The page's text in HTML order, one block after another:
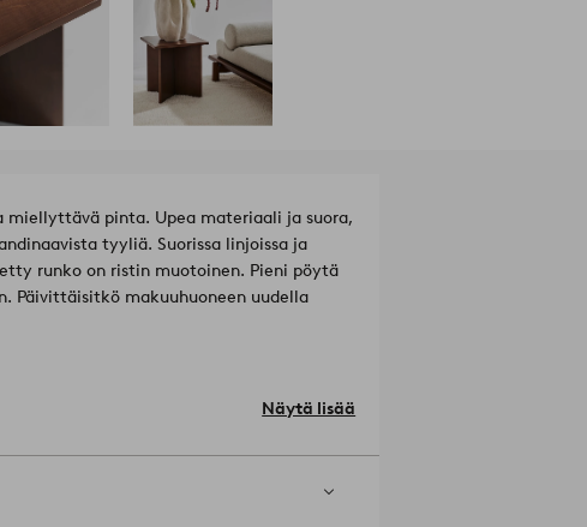
miellyttävä pinta. Upea materiaali ja suora,
tyyliä. Suorissa linjoissa ja
runko on ristin muotoinen. Pieni pöytä
Päivittäisitkö makuuhuoneen uudella
rungon kiinnittämiseksi.
Näytä lisää